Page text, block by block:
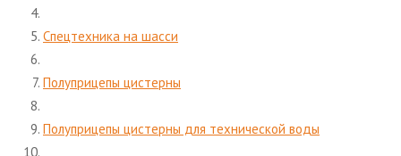
Спецтехника на шасси
Полуприцепы цистерны
Полуприцепы цистерны для технической воды